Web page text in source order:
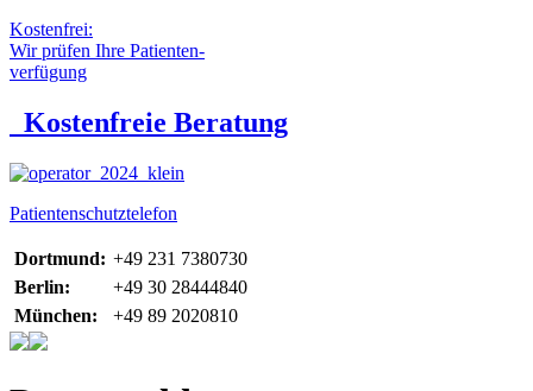
Kostenfrei:
Wir prüfen Ihre Patienten-
verfügung
Kostenfreie Beratung
Patientenschutztelefon
Dortmund: +49 231 7380730
Berlin:
+49 30 28444840
München:
+49 89 2020810